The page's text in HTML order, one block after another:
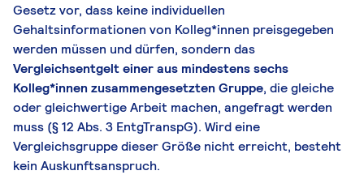
Gesetz vor, dass keine individuellen
Gehaltsinformationen von Kolleg*innen preisgegeben
werden müssen und dürfen, sondern das
Vergleichsentgelt einer aus mindestens sechs
Kolleg*innen zusammengesetzten Gruppe, die gleiche
oder gleichwertige Arbeit machen, angefragt werden
muss (§ 12 Abs. 3 EntgTranspG). Wird eine
Vergleichsgruppe dieser Größe nicht erreicht, besteht
kein Auskunftsanspruch.